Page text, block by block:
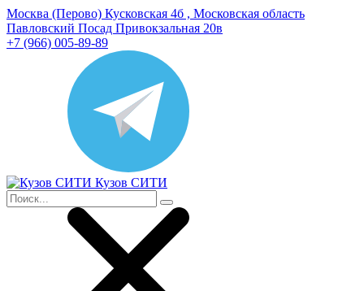
Москва (Перово) Кусковская 4б , Московская область
Павловский Посад Привокзальная 20в
+7 (966) 005-89-89
Кузов СИТИ